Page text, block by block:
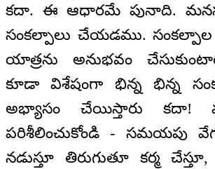
కదా. ఈ ఆధారమే పునాది.
సంకల్పాలు చేయడము.
యాత్రను అనుభవం
కూడా విశేషంగా భిన్న భిన్న
అభ్యాసం చేయిస్తారు కదా!
పరిశీలించుకోండి - సమయపు
నడుస్తూ తిరుగుతూ కర్మ